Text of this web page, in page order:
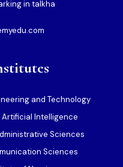
in talkha
and Technology
Intelligence
Sciences
Sciences